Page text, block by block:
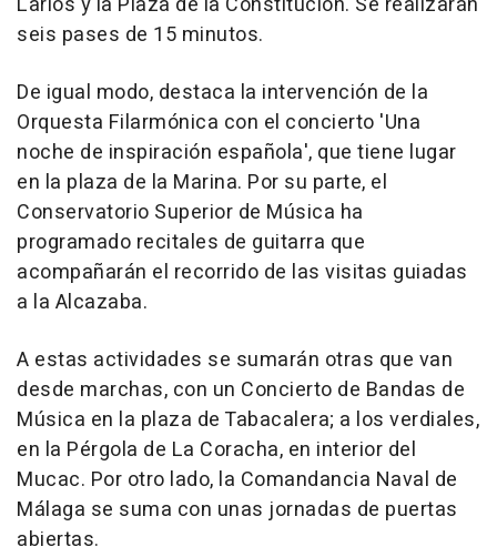
seis pases de 15 minutos.
De igual modo, destaca la intervención de la
Orquesta Filarmónica con el concierto 'Una
noche de inspiración española', que tiene lugar
en la plaza de la Marina. Por su parte, el
Conservatorio Superior de Música ha
programado recitales de guitarra que
acompañarán el recorrido de las visitas guiadas
a la Alcazaba.
A estas actividades se sumarán otras que van
desde marchas, con un Concierto de Bandas de
Música en la plaza de Tabacalera; a los verdiales,
en la Pérgola de La Coracha, en interior del
Mucac. Por otro lado, la Comandancia Naval de
Málaga se suma con unas jornadas de puertas
abiertas.